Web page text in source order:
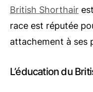
British Shorthair
race est réputée
attachement à ses
L’éducation du